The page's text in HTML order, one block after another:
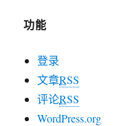
功能
登录
文章RSS
评论RSS
WordPress.org